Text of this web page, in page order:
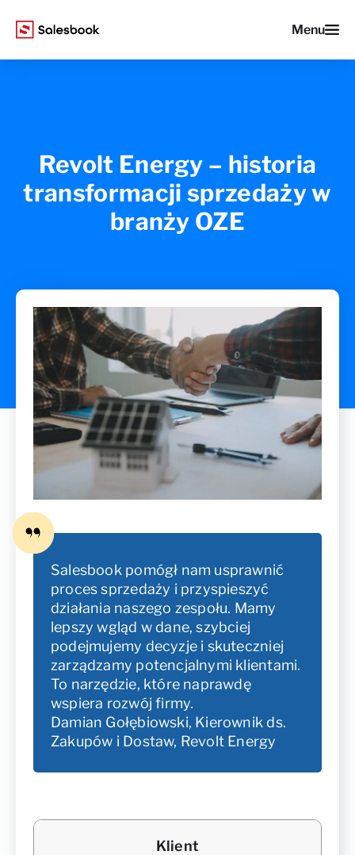
Menu
Revolt Energy – historia
transformacji sprzedaży w
branży OZE
Salesbook pomógł nam usprawnić
proces sprzedaży i przyspieszyć
działania naszego zespołu. Mamy
lepszy wgląd w dane, szybciej
podejmujemy decyzje i skuteczniej
zarządzamy potencjalnymi klientami.
To narzędzie, które naprawdę
wspiera rozwój firmy.
Damian Gołębiowski, Kierownik ds.
Zakupów i Dostaw, Revolt Energy
Klient